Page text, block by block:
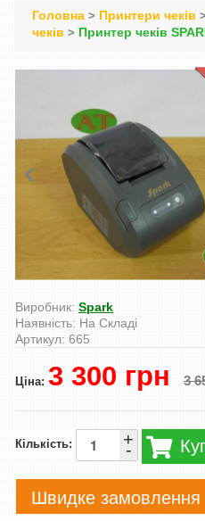
Головна > Принтери чеків >
чеків > Принтер чеків
Виробник: Spark
Наявність: На Складі
Артикул: 665
Ціна: 3 300 грн 3
Кількість: -
+
Швидке замовлення